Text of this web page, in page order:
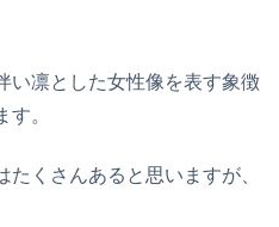
い凛とした女性像を表す象徴
。
くさんあると思いますが、